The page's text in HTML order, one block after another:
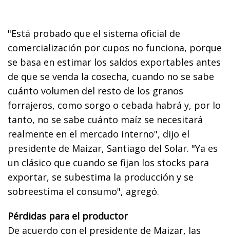
"Está probado que el sistema oficial de
comercialización por cupos no funciona, porque
se basa en estimar los saldos exportables antes
de que se venda la cosecha, cuando no se sabe
cuánto volumen del resto de los granos
forrajeros, como sorgo o cebada habrá y, por lo
tanto, no se sabe cuánto maíz se necesitará
realmente en el mercado interno", dijo el
presidente de Maizar, Santiago del Solar. "Ya es
un clásico que cuando se fijan los stocks para
exportar, se subestima la producción y se
sobreestima el consumo", agregó.
Pérdidas para el productor
De acuerdo con el presidente de Maizar, las